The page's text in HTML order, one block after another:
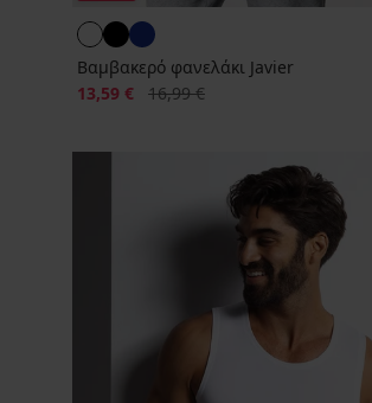
Βαμβακερό φανελάκι Javier
Έκπτωση
13,59 € Αρχική τιμή
16,99 €